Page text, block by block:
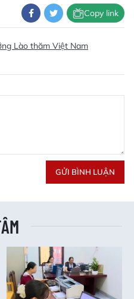
Copy link
Lào thăm Việt Nam
GỬI BÌNH LUẬN